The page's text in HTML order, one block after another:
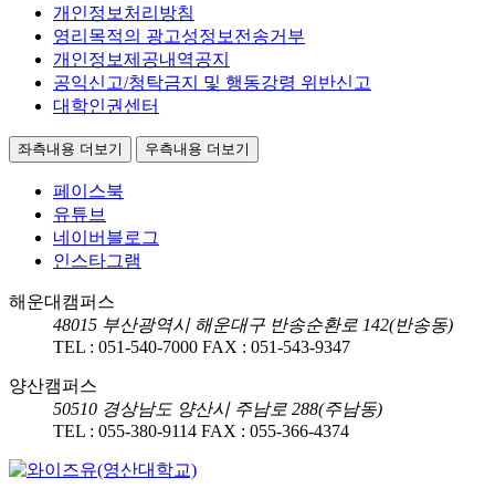
개인정보처리방침
영리목적의 광고성정보전송거부
개인정보제공내역공지
공익신고/청탁금지 및 행동강령 위반신고
대학인권센터
좌측내용 더보기 우측내용 더보기
페이스북
유튜브
네이버블로그
인스타그램
해운대캠퍼스
48015 부산광역시 해운대구 반송순환로 142(반송동)
TEL : 051-540-7000 FAX : 051-543-9347
양산캠퍼스
50510 경상남도 양산시 주남로 288(주남동)
TEL : 055-380-9114 FAX : 055-366-4374